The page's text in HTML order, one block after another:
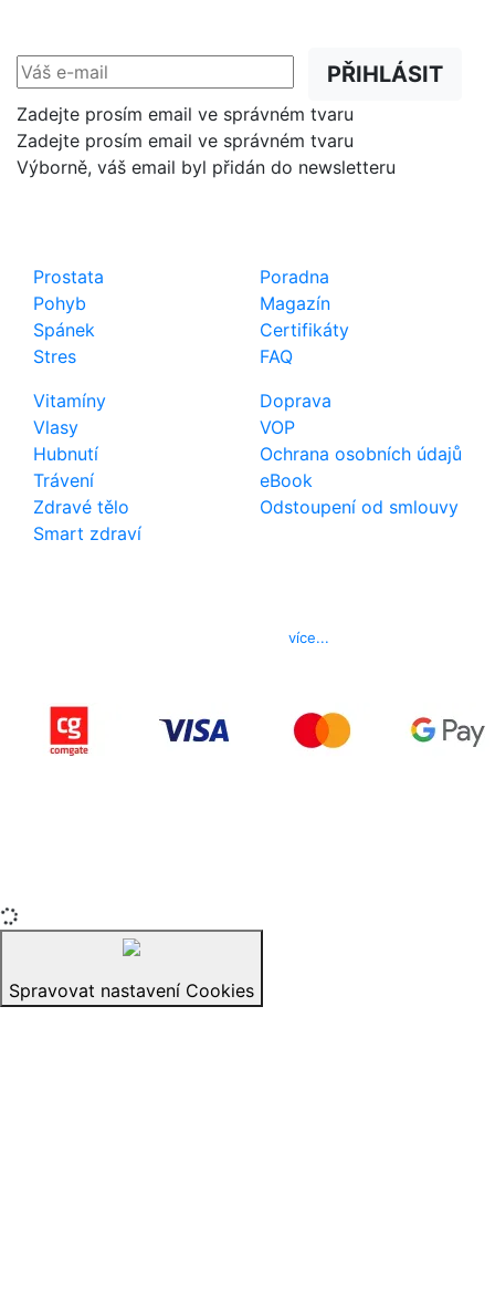
PŘIHLÁSIT
Zadejte prosím email ve správném tvaru
Zadejte prosím email ve správném tvaru
Výborně, váš email byl přidán do newsletteru
Prostata
Pohyb
Spánek
Stres
Vitamíny
Vlasy
Hubnutí
Trávení
Zdravé tělo
Smart zdraví
Poradna
Magazín
Certifikáty
FAQ
Doprava
VOP
Ochrana osobních údajů
eBook
Odstoupení od smlouvy
více...
Spravovat nastavení Cookies